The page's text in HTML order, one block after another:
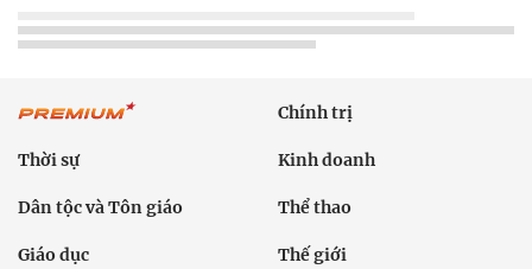
Chính trị
Thời sự Kinh doanh
Dân tộc và Tôn giáo Thể thao
Giáo dục Thế giới